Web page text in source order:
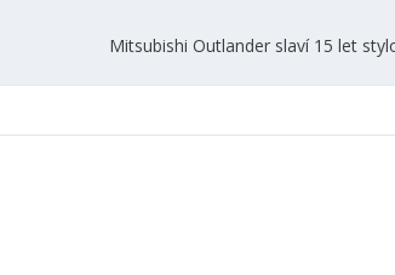
Mitsubishi Outlander slaví 15 let